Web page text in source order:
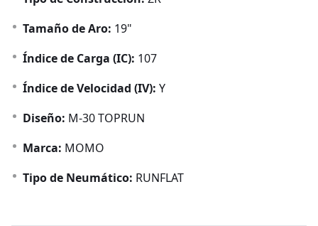
Tamaño de Aro: 19"
Índice de Carga (IC): 107
Índice de Velocidad (IV): Y
Diseño: M-30 TOPRUN
Marca: MOMO
Tipo de Neumático: RUNFLAT